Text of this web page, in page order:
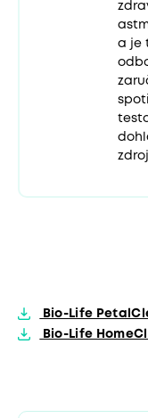
a je
Bio-Life
Bio-Life